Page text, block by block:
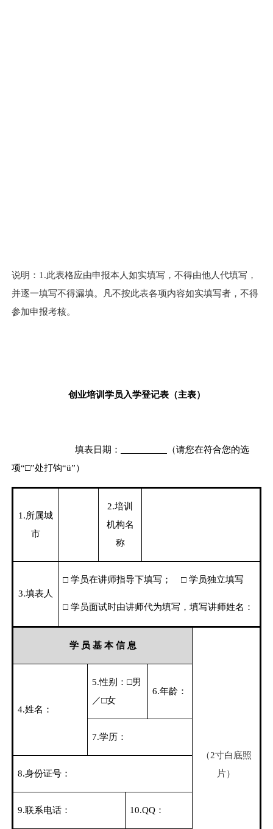
说明： 1.此表格应由申报本人如实填写，不得由他人代填写，
并逐一填写不得漏填。凡不按此表各项内容如实填写者，不得
参加申报考核。
创业培训学员入学登记表（主表）
填表日期：
（请您在符合您的选
项“□”处打钩“ü”）
1.所属城
市
2.培训
机构名
称
3.填表人
□ 学员在讲师指导下填写； □ 学员独立填写
□ 学员面试时由讲师代为填写，填写讲师姓名：
学 员 基 本 信 息
（2寸白底照
片）
4.姓名：
5.性别：□男
／□女
6.年龄：
7.学历：
8.身份证号：
9.联系电话： 10.QQ ：